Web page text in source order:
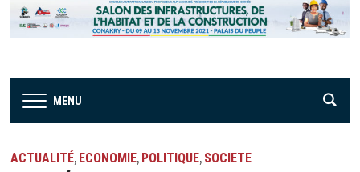
MENU
ACTUALITÉ, ECONOMIE, POLITIQUE, SOCIETE